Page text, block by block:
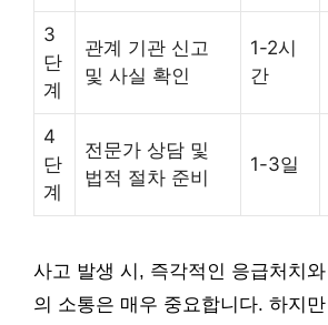
3
단
계
관계 기관 신고
및 사실 확인
1-2시
간
4
단
계
전문가 상담 및
법적 절차 준비
1-3일
사고 발생 시, 즉각적인 응급처치
의 소통은 매우 중요합니다. 하지